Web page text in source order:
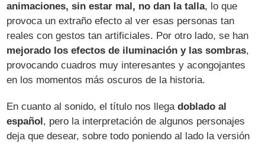
animaciones, sin estar mal, no dan la talla, lo que
provoca un extraño efecto al ver esas personas tan
reales con gestos tan artificiales. Por otro lado, se han
mejorado los efectos de iluminación y las sombras,
provocando cuadros muy interesantes y acongojantes
en los momentos más oscuros de la historia.
En cuanto al sonido, el título nos llegadoblado al
español , pero la interpretación de algunos personajes
deja que desear, sobre todo poniendo al lado la versión